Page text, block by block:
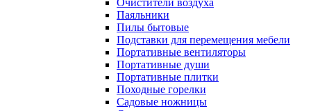
Очистители воздуха
Паяльники
Пилы бытовые
Подставки для перемещения мебели
Портативные вентиляторы
Портативные души
Портативные плитки
Походные горелки
Садовые ножницы